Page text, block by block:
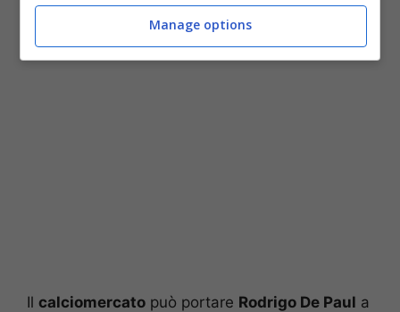
trasferimento
Il calciomercato può portare Rodrigo De Paul a
Manage options